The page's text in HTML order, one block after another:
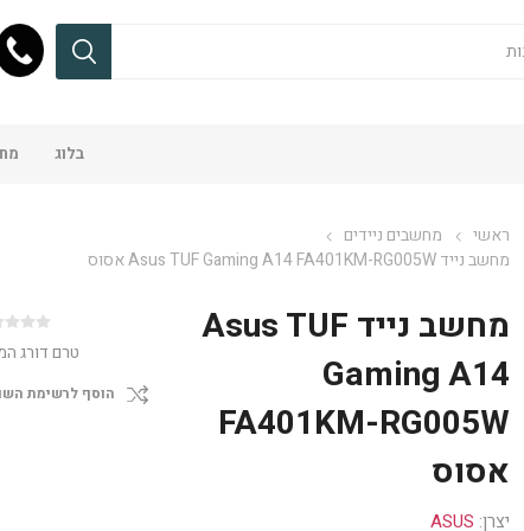
בלוג
ראשי
מחשבים ניידים
מחשב נייד Asus TUF Gaming A14 FA401KM-RG005W אסוס
מחשב נייד Asus TUF
Gaming A14
FA401KM-RG005W
אסוס
יצרן: ASUS
טרם דורג
הוסף לרשימת